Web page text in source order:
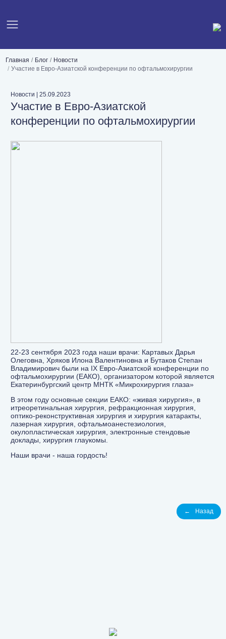
Главная Блог
Новости
Участие в Евро-Азиатской конференции по офтальмохирургии
Новости 25.09.2023
Участие в Евро-Азиатской
конференции по офтальмохирургии
22-23 сентября 2023 года наши врачи: Картавых Дарья
Олеговна, Хряков Илона Валентиновна и Бутаков Степан
Владимирович были на IX Евро-Азиатской конференции по
офтальмохирургии (ЕАКО), организатором которой является
Екатеринбургский центр МНТК «Микрохирургия глаза»
В этом году основные секции ЕАКО: «живая хирургия», в
итреоретинальная хирургия, рефракционная хирургия,
оптико-реконструктивная хирургия и хирургия катаракты,
лазерная хирургия, офтальмоанестезиология,
окулопластическая хирургия, электронные стендовые
доклады, хирургия глаукомы.
Наши врачи - наша гордость!
← Назад